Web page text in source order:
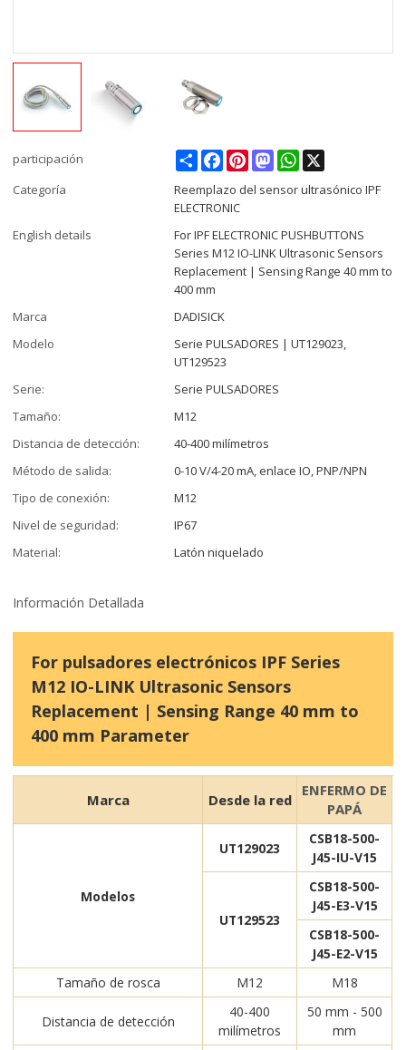
participación ShareFacebookPinterestMastodonWhatsApp
Categoría
Reemplazo del sensor ultrasónico IPF
ELECTRONIC
English details
For IPF ELECTRONIC PUSHBUTTONS
Series M12 IO-LINK Ultrasonic Sensors
Replacement | Sensing Range 40 mm to
400 mm
Marca
DADISICK
Modelo
Serie PULSADORES | UT129023,
UT129523
Serie:
Serie PULSADORES
Tamaño:
M12
Distancia de detección:
40-400 milímetros
Método de salida:
0-10 V/4-20 mA, enlace IO, PNP/NPN
Tipo de conexión:
M12
Nivel de seguridad:
IP67
Material:
Latón niquelado
Información Detallada
For pulsadores electrónicos IPF Series
M12 IO-LINK Ultrasonic Sensors
Replacement | Sensing Range 40 mm to
400 mm Parameter
Marca Desde la red
ENFERMO DE
PAPÁ
Modelos
UT129023
CSB18-500-
J45-IU-V15
UT129523
CSB18-500-
J45-E3-V15
CSB18-500-
J45-E2-V15
Tamaño de rosca
M12 M18
Distancia de detección
40-400
milímetros
50 mm - 500
mm